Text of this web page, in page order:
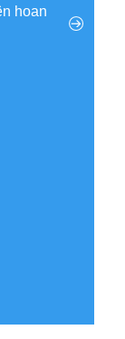
hoan